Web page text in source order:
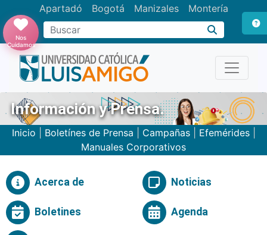
Apartadó Bogotá Manizales Montería
Buscar
Nos
Cuidamos
Información y Prensa.
Inicio Boletínes de Prensa Campañas| Efemérides|
Manuales Corporativos
Acerca de Noticias
Boletines Agenda